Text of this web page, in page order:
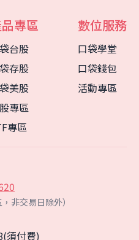
專區
台股
存股
美股
專區
專區
數位服務
口袋學堂
口袋錢包
活動專區
非交易日除外）
須付費)